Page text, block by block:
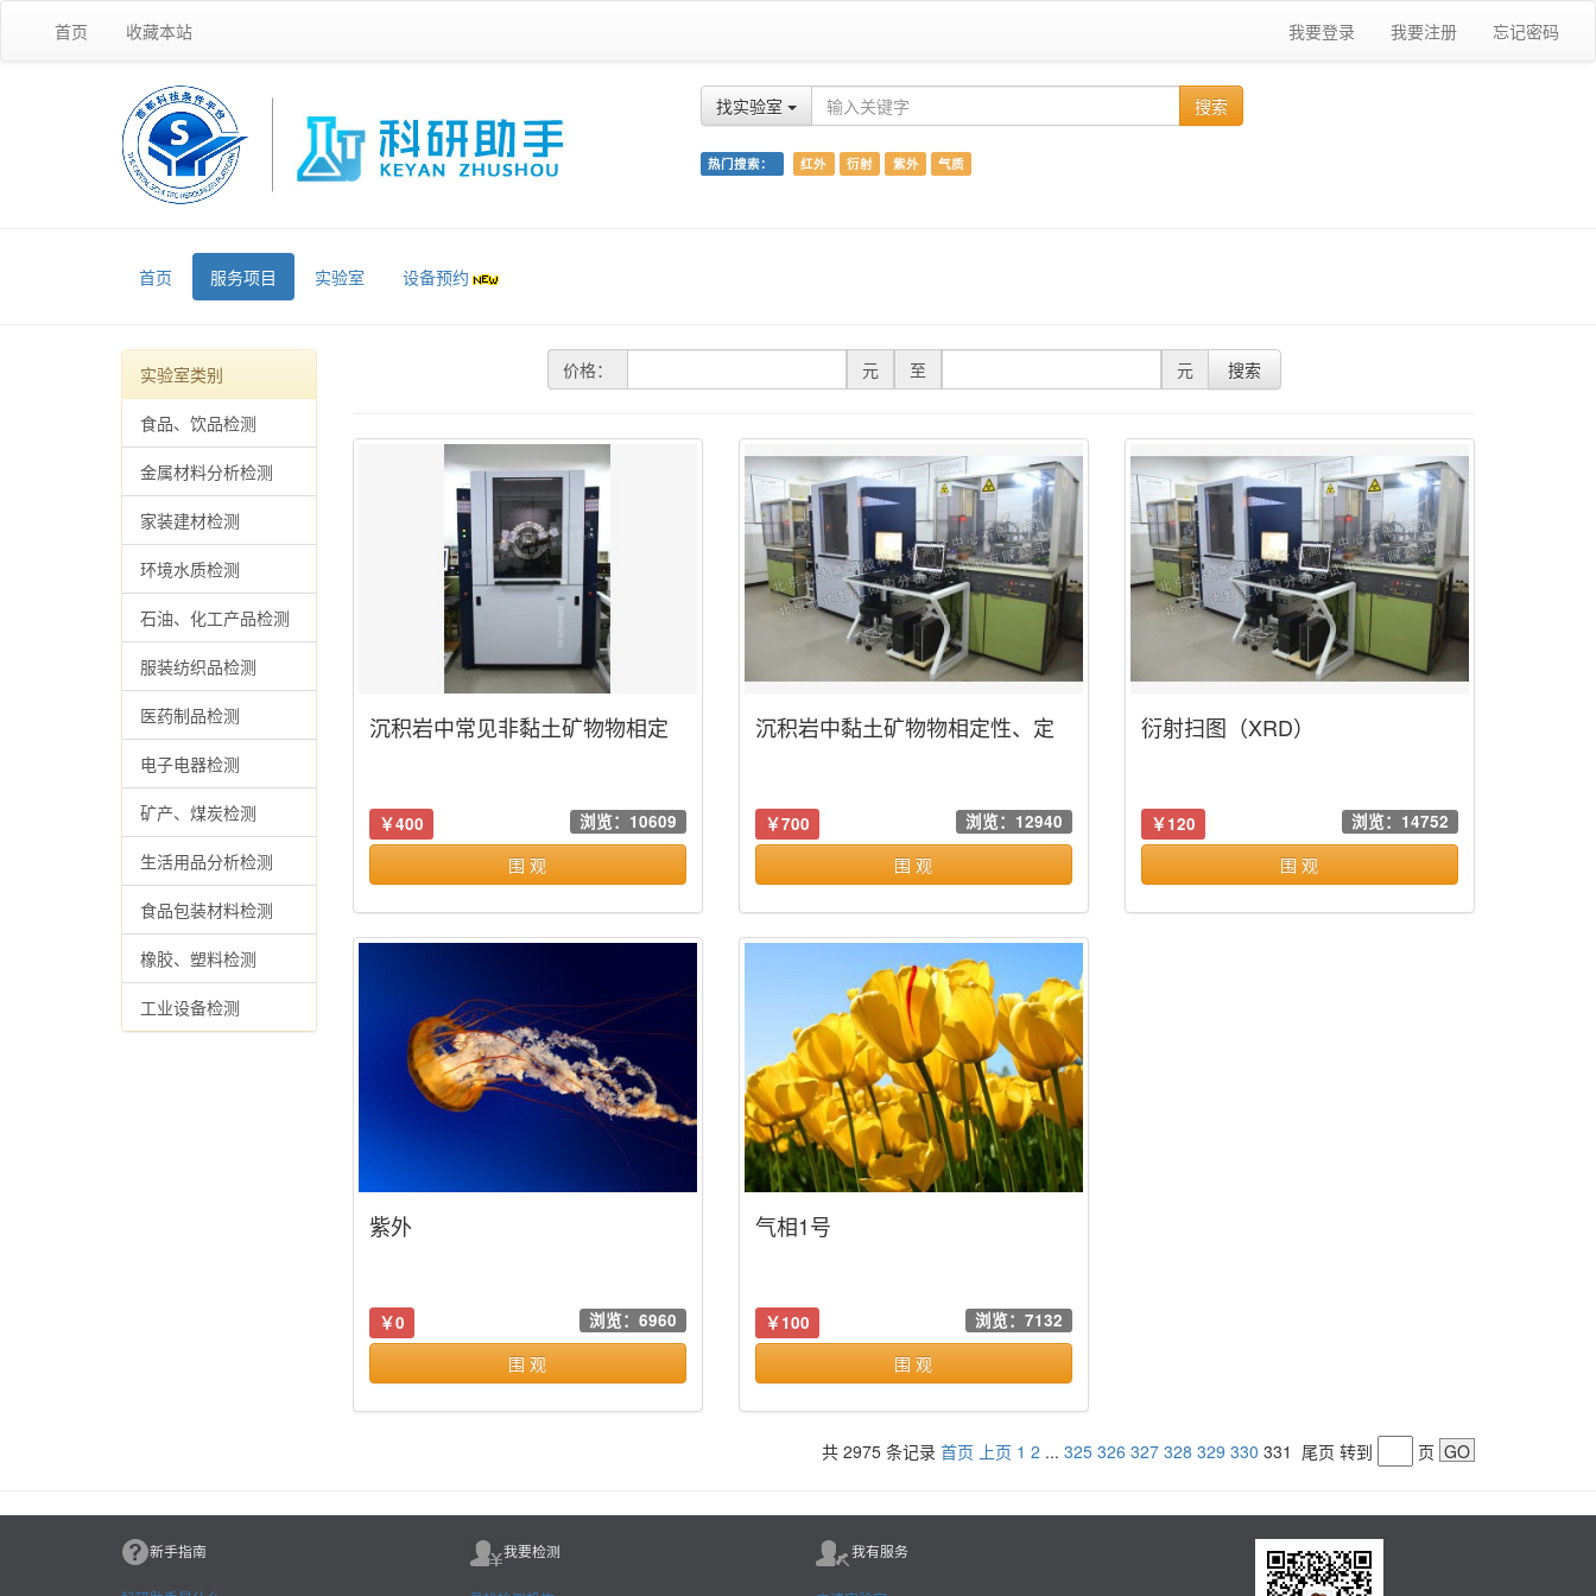
首页 收藏本站 我要登录 我要注册 忘记密码
找实验室 搜索
热门搜索： 红外 衍射 紫外 气质
首页 服务项目 实验室 设备预约
实验室类别
食品、饮品检测
金属材料分析检测
家装建材检测
环境水质检测
石油、化工产品检测
服装纺织品检测
医药制品检测
电子电器检测
矿产、煤炭检测
生活用品分析检测
食品包装材料检测
橡胶、塑料检测
工业设备检测
价格： 元 至 元 搜索
沉积岩中常见非黏土矿物物相定
性、定量分析
￥400 浏览：10609
围 观
沉积岩中黏土矿物物相定性、定
量分析
￥700 浏览：12940
围 观
衍射扫图（XRD）
￥120 浏览：14752
围 观
紫外
￥0 浏览：6960
围 观
气相1号
￥100 浏览：7132
围 观
共 2975 条记录 首页 上页 1 2 ... 325 326 327 328 329 330 331 尾页 转到 页
新手指南 我要检测 我有服务